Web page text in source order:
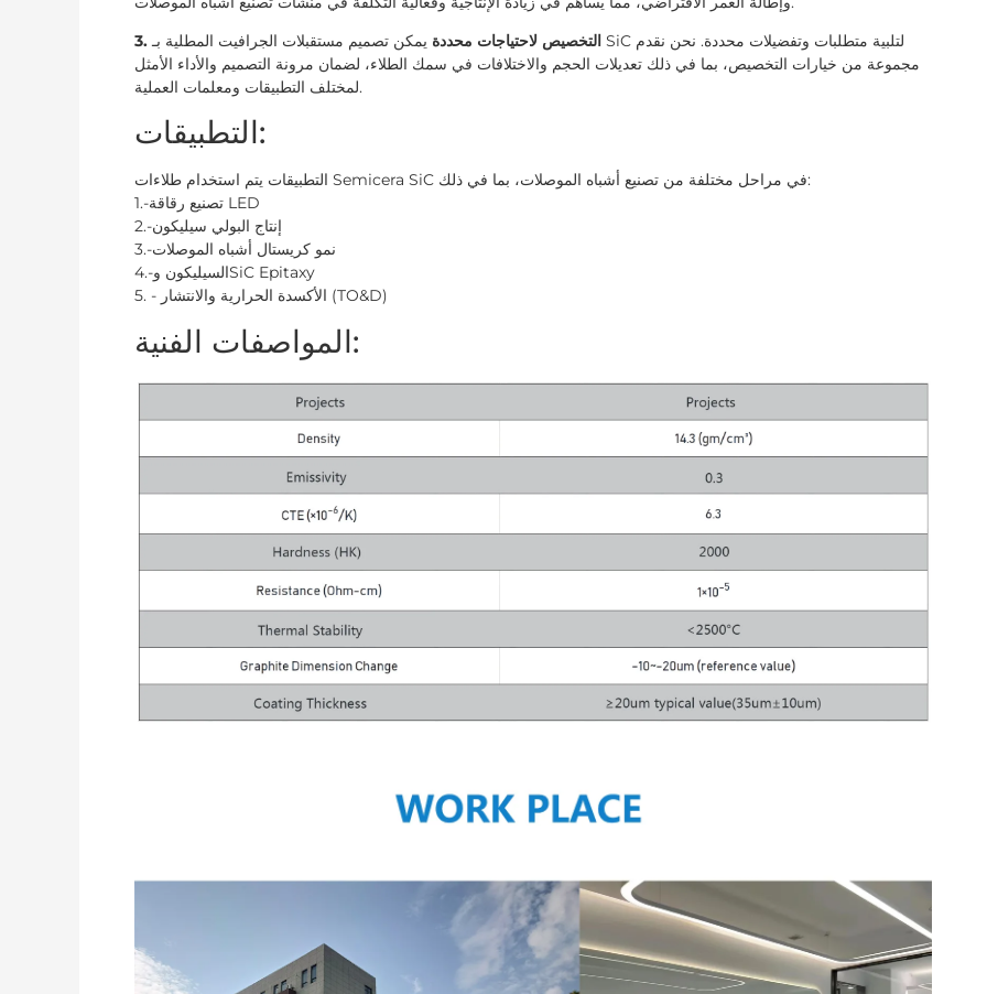
3. التخصيص لاحتياجات محددة يمكن تصميم مستقبلات الجرافيت المطلية بـ SiC لتلبية متطلبات وتفضيلات محددة. نحن نقدم
مجموعة من خيارات التخصيص، بما في ذلك تعديلات الحجم والاختلافات في سمك الطلاء، لضمان مرونة التصميم والأداء الأمثل
لمختلف التطبيقات ومعلمات العملية.
التطبيقات:
التطبيقات يتم استخدام طلاءات Semicera SiC في مراحل مختلفة من تصنيع أشباه الموصلات، بما في ذلك:
1.-تصنيع رقاقة LED
4.-السيليكون وSiC Epitaxy
5. - الأكسدة الحرارية والانتشار (TO&D)
المواصفات الفنية: